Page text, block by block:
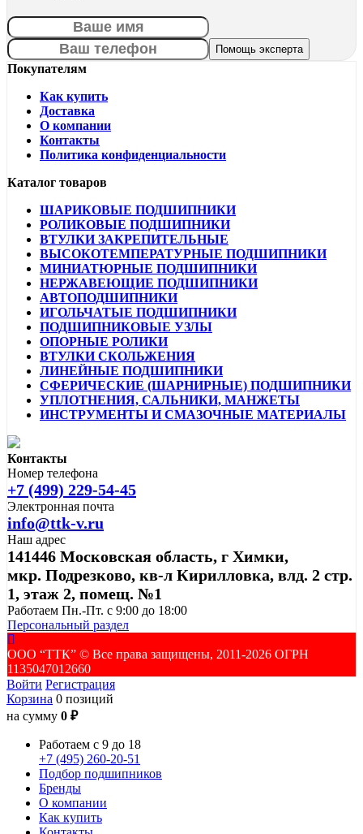
Покупателям
Как купить
Доставка
О компании
Контакты
Политика конфиденциальности
Каталог товаров
ШАРИКОВЫЕ ПОДШИПНИКИ
РОЛИКОВЫЕ ПОДШИПНИКИ
ВТУЛКИ ЗАКРЕПИТЕЛЬНЫЕ
ВЫСОКОТЕМПЕРАТУРНЫЕ ПОДШИПНИКИ
МИНИАТЮРНЫЕ ПОДШИПНИКИ
НЕРЖАВЕЮЩИЕ ПОДШИПНИКИ
АВТОПОДШИПНИКИ
ИГОЛЬЧАТЫЕ ПОДШИПНИКИ
ПОДШИПНИКОВЫЕ УЗЛЫ
ОПОРНЫЕ РОЛИКИ
ВТУЛКИ СКОЛЬЖЕНИЯ
ЛИНЕЙНЫЕ ПОДШИПНИКИ
СФЕРИЧЕСКИЕ (ШАРНИРНЫЕ) ПОДШИПНИКИ
УПЛОТНЕНИЯ, САЛЬНИКИ, МАНЖЕТЫ
ИНСТРУМЕНТЫ И СМАЗОЧНЫЕ МАТЕРИАЛЫ
Контакты
Номер телефона
+7 (499) 229-54-45
Электронная почта
info@ttk-v.ru
Наш адрес
141446 Московская область, г Химки,
мкр. Подрезково, кв-л Кирилловка, влд. 2 стр.
1, этаж 2, помещ. №1
Работаем Пн.-Пт. с 9:00 до 18:00
Персональный раздел
ООО “ТТК” ©️ Все права защищены, 2011-2026 ОГРН
1135047012660
Войти Регистрация
Корзина 0 позиций
на сумму 0 ₽
Работаем с 9 до 18
+7 (495) 260-20-51
Подбор подшипников
Бренды
О компании
Как купить